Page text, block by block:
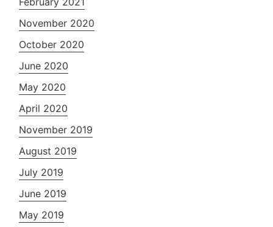
November 2020
October 2020
June 2020
May 2020
April 2020
November 2019
August 2019
July 2019
June 2019
May 2019